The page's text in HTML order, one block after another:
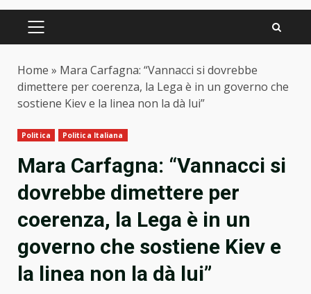
PRIMARY
Home » Mara Carfagna: “Vannacci si dovrebbe
dimettere per coerenza, la Lega è in un governo che
sostiene Kiev e la linea non la dà lui”
Politica Politica Italiana
Mara Carfagna: “Vannacci si
dovrebbe dimettere per
coerenza, la Lega è in un
governo che sostiene Kiev e
la linea non la dà lui”